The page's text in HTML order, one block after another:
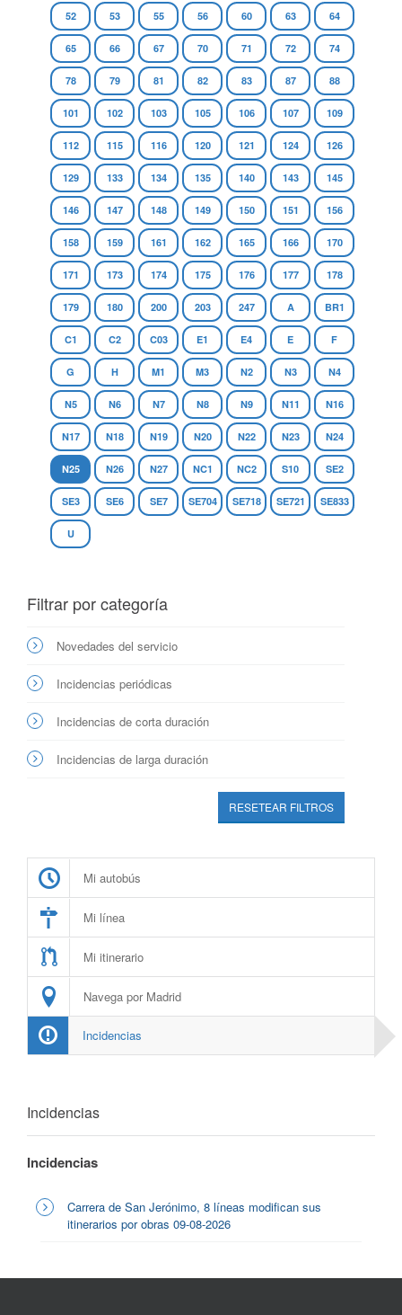
52 53 55 56 60 63 64
65 66 67 70 71 72 74
78 79 81 82 83 87 88
101 102 103 105 106 107 109
112 115 116 120 121 124 126
129 133 134 135 140 143 145
146 147 148 149 150 151 156
158 159 161 162 165 166 170
171 173 174 175 176 177 178
179 180 200 203 247 A BR1
C1 C2 C03 E1 E4 E F
G H M1 M3 N2 N3 N4
N5 N6 N7 N8 N9 N11 N16
N17 N18 N19 N20 N22 N23 N24
N25 N26 N27 NC1 NC2 S10 SE2
SE3 SE6 SE7 SE704 SE718 SE721 SE833
U
Filtrar por categoría
Novedades del servicio
Incidencias periódicas
Incidencias de corta duración
Incidencias de larga duración
RESETEAR FILTROS
Mi autobús
Mi línea
Mi itinerario
Navega por Madrid
Incidencias
Incidencias
Incidencias
Carrera de San Jerónimo, 8 líneas modifican sus
itinerarios por obras 09-08-2026